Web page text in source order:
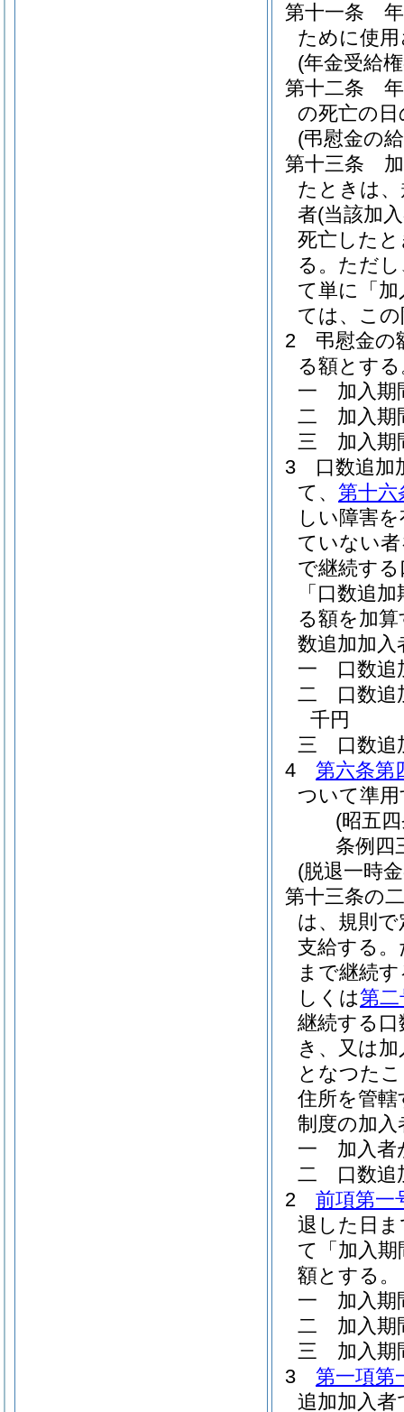
第十一条
ために使
(年金受給
第十二条
の死亡の
(弔慰金の
第十三条
たときは
者(当該加
死亡した
る。 ただ
て単に「
ては、こ
2
弔慰金の
る額とす
一
加入期
二
加入期
三
加入期
3
口数追加
て、 第十六
しい障害
ていない
で継続す
「口数追
る額を加
数追加加
一
口数追
二
口数追
千円
三
口数
4
第六条第
ついて準
(昭五
条例四
(脱退一時
第十三条の二
は、規則
支給する。
まで継続
しくは第二
継続する
き、又は
となつた
住所を管轄
制度の加
一
加入者
二
口数
2
前項第一
退した日
て「加入
額とする。
一
加入期
二
加入期
三
加入期
3
第一項第
追加加入